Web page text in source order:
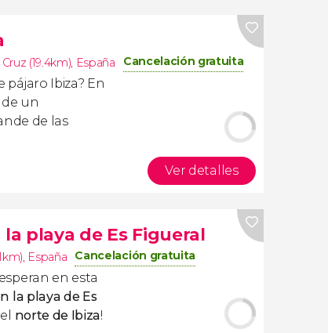
(19.4km), España Cancelación gratuita
pájaro Ibiza? En
un
de las
Ver detalles
playa de Es Figueral
, España Cancelación gratuita
en esta
la playa de Es
norte de Ibiza!